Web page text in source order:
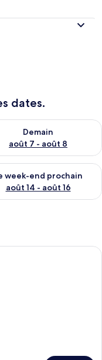
dates.
6 - août 7
Demain
août 7 - août 8
la disponibilité pour
août 7 - août 9
week-end prochain
août 14 - août 16
la disponibilité pour
d’hôtel avec un lit,